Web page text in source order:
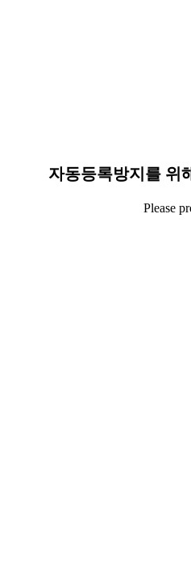
자동등록방지를 위
Please